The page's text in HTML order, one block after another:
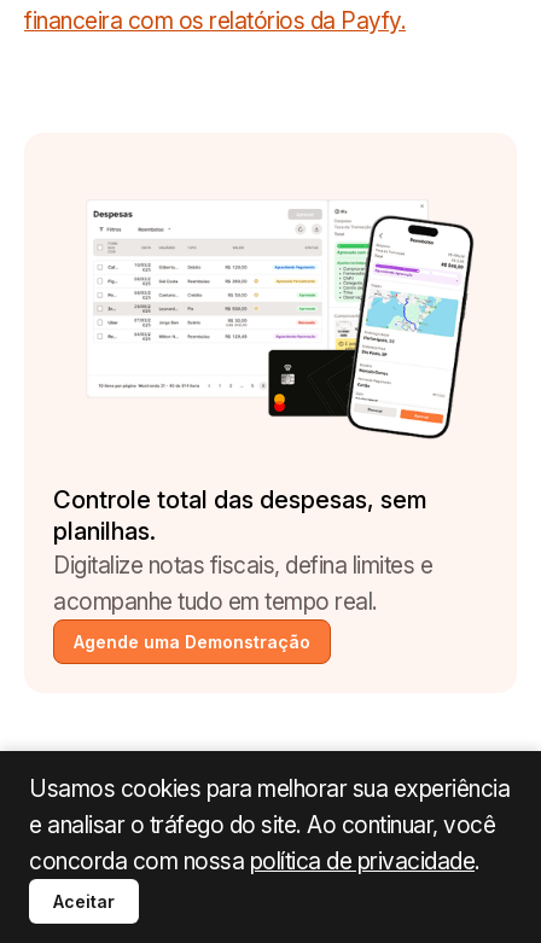
financeira com os relatórios da Payfy.
Controle total das despesas, sem
planilhas.
Digitalize notas fiscais, defina limites e
acompanhe tudo em tempo real.
Agende uma Demonstração
Quais são os benefícios reais de uma
gestão eficiente de viagens
corporativas?
A gestão eficiente de despesas em viagens de
negócios gera impacto direto na saúde
Usamos cookies para melhorar sua experiência
e analisar o tráfego do site. Ao continuar, você
concorda com nossa política de privacidade.
Aceitar